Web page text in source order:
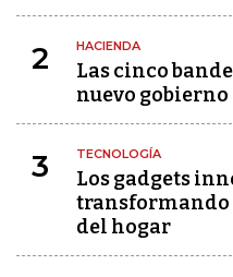
2 HACIENDA
Las cinco
nuevo
3 TECNOLOGÍA
Los gadgets
transformando
del hogar